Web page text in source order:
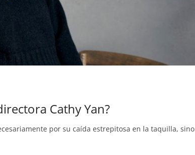
Cathy Yan?
por su caída estrepitosa en la taquilla, sino